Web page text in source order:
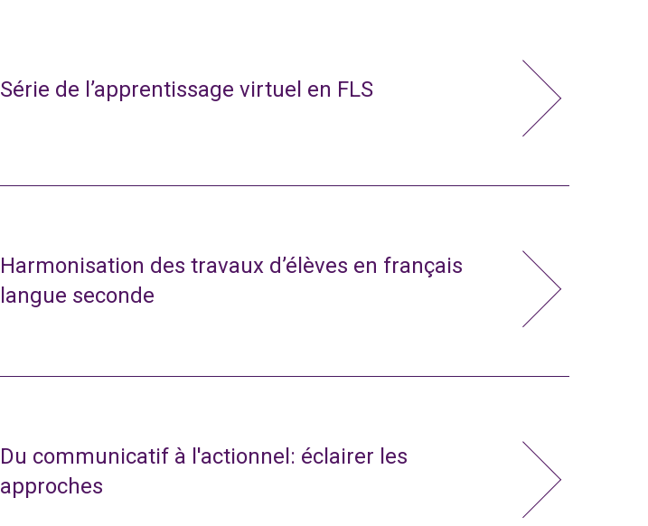
Série de l’apprentissage virtuel en FLS
Harmonisation des travaux d’élèves en français
langue seconde
Du communicatif à l'actionnel: éclairer les
approches